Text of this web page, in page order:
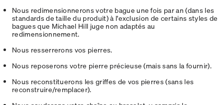
Nous redimensionnerons votre bague une fois par an (dans les
standards de taille du produit) à l'exclusion de certains styles de
bagues que Michael Hill juge non adaptés au
redimensionnement.
Nous resserrerons vos pierres.
Nous reposerons votre pierre précieuse (mais sans la fournir).
Nous reconstituerons les griffes de vos pierres (sans les
reconstruire/remplacer).